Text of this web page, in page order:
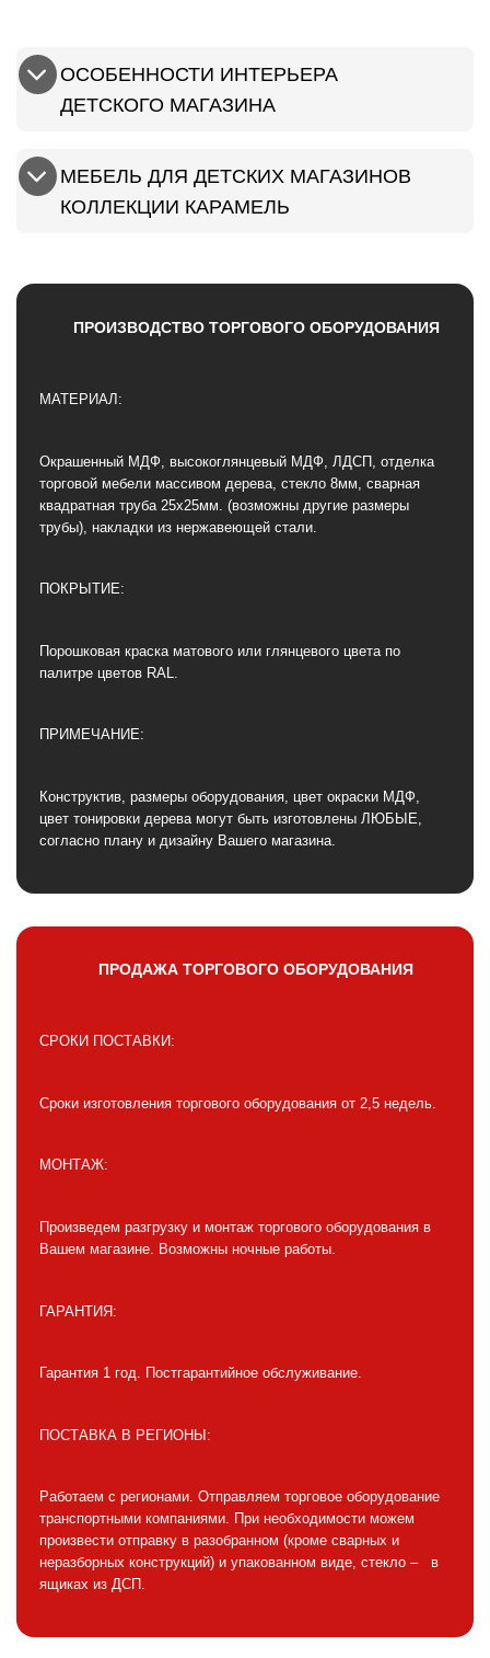
ОСОБЕННОСТИ ИНТЕРЬЕРА
ДЕТСКОГО МАГАЗИНА
МЕБЕЛЬ ДЛЯ ДЕТСКИХ МАГАЗИНОВ
КОЛЛЕКЦИИ КАРАМЕЛЬ
ПРОИЗВОДСТВО ТОРГОВОГО ОБОРУДОВАНИЯ
МАТЕРИАЛ:
Окрашенный МДФ, высокоглянцевый МДФ, ЛДСП, отделка
торговой мебели массивом дерева, стекло 8мм, сварная
квадратная труба 25х25мм. (возможны другие размеры
трубы), накладки из нержавеющей стали.
ПОКРЫТИЕ:
Порошковая краска матового или глянцевого цвета по
палитре цветов RAL.
ПРИМЕЧАНИЕ:
Конструктив, размеры оборудования, цвет окраски МДФ,
цвет тонировки дерева могут быть изготовлены ЛЮБЫЕ,
согласно плану и дизайну Вашего магазина.
ПРОДАЖА ТОРГОВОГО ОБОРУДОВАНИЯ
СРОКИ ПОСТАВКИ:
Сроки изготовления торгового оборудования от 2,5 недель.
МОНТАЖ:
Произведем разгрузку и монтаж торгового оборудования в
Вашем магазине. Возможны ночные работы.
ГАРАНТИЯ:
Гарантия 1 год. Постгарантийное обслуживание.
ПОСТАВКА В РЕГИОНЫ:
Работаем с регионами. Отправляем торговое оборудование
транспортными компаниями. При необходимости можем
произвести отправку в разобранном (кроме сварных и
неразборных конструкций) и упакованном виде, стекло – в
ящиках из ДСП.